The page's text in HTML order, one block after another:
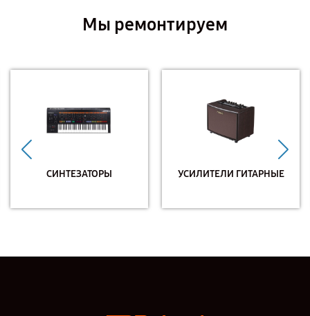
Мы ремонтируем
СИНТЕЗАТОРЫ УСИЛИТЕЛИ ГИТАРНЫЕ